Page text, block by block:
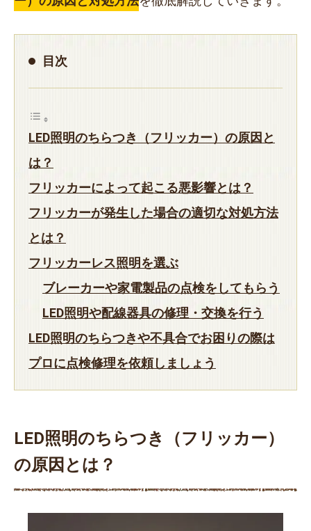
目次
LED照明のちらつき（フリッカー）の原因と
は？
フリッカーによって起こる悪影響とは？
フリッカーが発生した場合の適切な対処方法
とは？
フリッカーレス照明を選ぶ
ブレーカーや家電製品の点検をしてもらう
LED照明や配線器具の修理・交換を行う
LED照明のちらつきや不具合でお困りの際は
プロに点検修理を依頼しましょう
LED照明のちらつき（フリッカー）
の原因とは？